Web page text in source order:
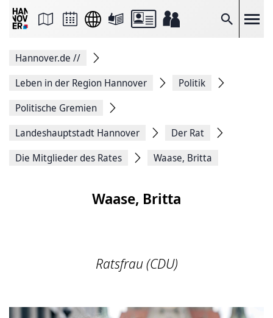
Suche
Seite
Facebook
teilen
Seitenlink
Seite
Hannover.de //
Leben in der Region Hannover
Politik
Politische Gremien
Landeshauptstadt Hannover
Der Rat
Die Mitglieder des Rates
Waase, Britta
Waase, Britta
Ratsfrau (CDU)